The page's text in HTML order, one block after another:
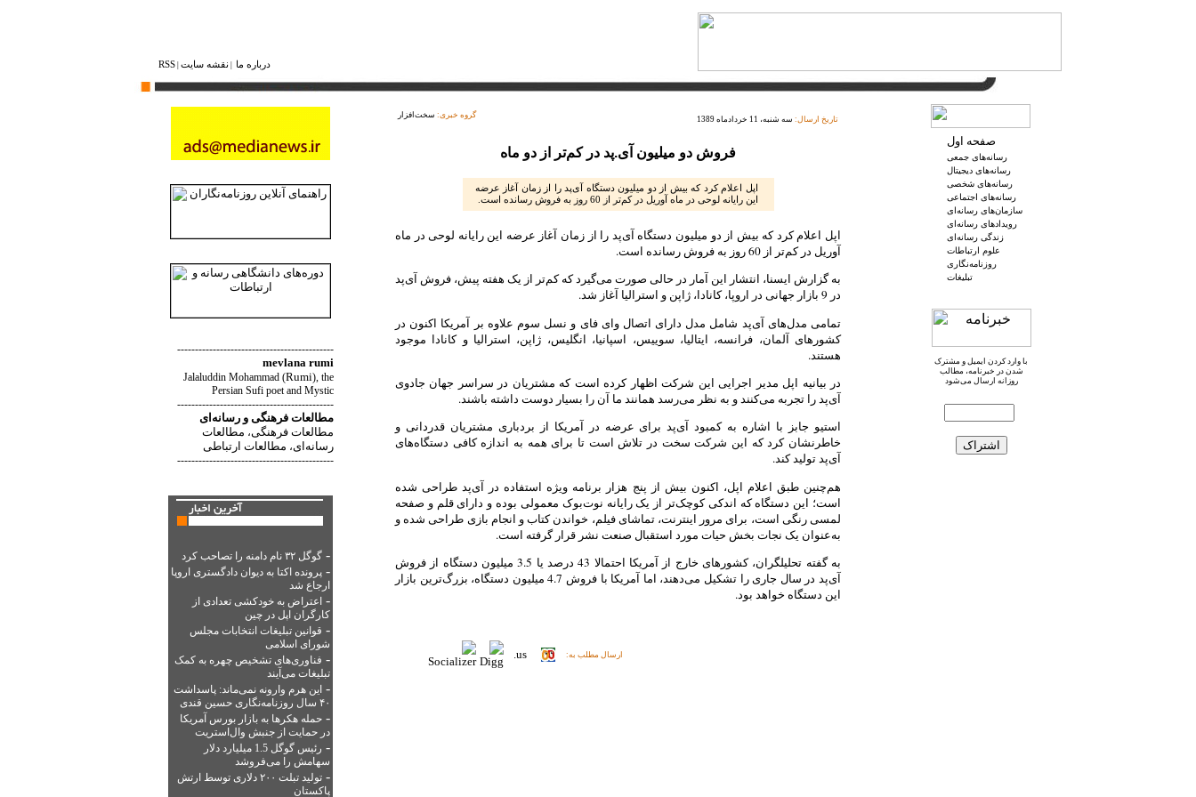
درباره ما نقشه ‌سایت RSS
--------------------------------------------
mevlana rumi
Jalaluddin Mohammad(Rumi), the
Persian Sufi poet and Mystic
--------------------------------------------
مطالعات فرهنگیورسانه‌ای
مطالعات فرهنگی، مطالعات
رسانه‌ای، مطالعات ارتباطی
--------------------------------------------
-گوگل ۳۲ نام دامنه را تصاحب کرد
-پرونده اکتا به دیوان دادگستری اروپا
ارجاع شد
- اعتراض به خودکشی تعدادی از
کارگران اپل در چین
- قوانین تبلیغات انتخابات مجلس
شورای اسلامی
- فناوری‌های تشخیص چهره به کمک
تبلیغات می‌آیند
-این هرم وارونه نمی‌ماند: پاسداشت
۴۰ سال روزنامه‌نگاری حسین قندی
-حمله هکرها به بازار بورس آمریکا
در حمایت از جنبش وال‌استریت
-
رئیس گوگل 1.5 میلیارد دلار
سهامش را می‌فروشد
-
تولید تبلت ۲۰۰ دلاری توسط ارتش
پاکستان
گروه خبری: سخت‌افزار تاریخ ارسال: سه شنبه، 11 خردادماه 1389
فروش دو میلیون آی.‌پد در کم‌تر از دو ماه
اپل اعلام کرد که بیش از دو میلیون دستگاه آی‌پد را از زمان آغاز عرضه
این رایانه لوحی در ماه آوریل در کم‌تر از 60 روز به فروش رسانده است.
اپل اعلام کرد که بیش از دو میلیون دستگاه آی‌پد را از زمان آغاز عرضه این رایانه لوحی در ماه
آوریل در کم‌تر از 60 روز به فروش رسانده است.
به گزارش ایسنا، انتشار این آمار در حالی صورت می‌گیرد که کم‌تر از یک هفته پیش، فروش آی‌پد
در 9 بازار جهانی در اروپا، کانادا، ژاپن و استرالیا آغاز شد.
تمامی مدل‌های آی‌پد شامل مدل دارای اتصال وای فای و نسل سوم علاوه بر آمریکا اکنون در
کشورهای آلمان، فرانسه، ایتالیا، سوییس، اسپانیا، انگلیس، ژاپن، استرالیا و کانادا موجود
هستند.
در بیانیه اپل مدیر اجرایی این شرکت اظهار کرده است که مشتریان در سراسر جهان جادوی
آی‌پد را تجربه می‌کنند و به نظر می‌رسد همانند ما آن را بسیار دوست داشته باشند.
استیو جابز با اشاره به کمبود آی‌پد برای عرضه در آمریکا از بردباری مشتریان قدردانی و
خاطرنشان کرد که این شرکت سخت در تلاش است تا برای همه به اندازه کافی دستگاه‌های
آی‌پد تولید کند.
هم‌چنین طبق اعلام اپل، ‌اکنون بیش از پنج هزار برنامه ویژه استفاده در آی‌پد طراحی شده
است؛ این دستگاه که اندکی کوچک‌تر از یک رایانه نوت‌بوک معمولی بوده و دارای قلم و صفحه
لمسی رنگی است، برای مرور اینترنت، تماشای فیلم، خواندن کتاب و انجام بازی طراحی شده و
به‌عنوان یک نجات بخش حیات مورد استقبال صنعت نشر قرار گرفته است.
به گفته تحلیلگران، کشورهای خارج از آمریکا احتمالا 43 درصد یا 3.5 میلیون دستگاه از فروش
آی‌پد در سال جاری را تشکیل می‌دهند، اما آمریکا با فروش 4.7 میلیون دستگاه، بزرگ‌ترین بازار
این دستگاه خواهد بود.
ارسال مطلب به:
صفحه اول
رسانه‌های جمعی
رسانه‌های دیجیتال
رسانه‌های شخصی
رسانه‌های اجتماعی
سازمان‌های رسانه‌ای
رویدادهای رسانه‌ای
زندگی رسانه‌ای
علوم ارتباطات
روزنامه‌نگاری
تبلیغات
با وارد کردن ایمیل و مشترک
شدن در خبرنامه، مطالب
روزانه ارسال می‌شود